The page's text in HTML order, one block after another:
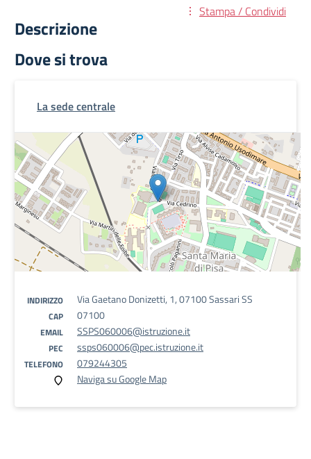
Stampa / Condividi
Descrizione
Dove si trova
La sede centrale
INDIRIZZO Via Gaetano Donizetti, 1, 07100 Sassari SS
CAP 07100
EMAIL SSPS060006@istruzione.it
PEC ssps060006@pec.istruzione.it
TELEFONO
079244305
Naviga su Google Map